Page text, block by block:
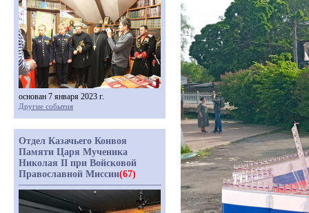
основан 7 января 2023 г.
Другие события
Отдел Казачьего Конвоя
Памяти Царя Мученика
Николая II при Войсковой
Православной Миссии(67)